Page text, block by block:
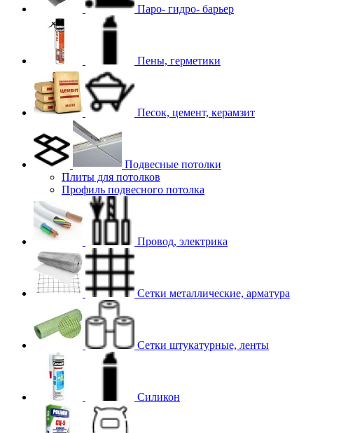
Паро- гидро- барьер
Пены, герметики
Песок, цемент, керамзит
Подвесные потолки
Плиты для потолков
Профиль подвесного потолка
Провод, электрика
Сетки металлические, арматура
Сетки штукатурные, ленты
Силикон